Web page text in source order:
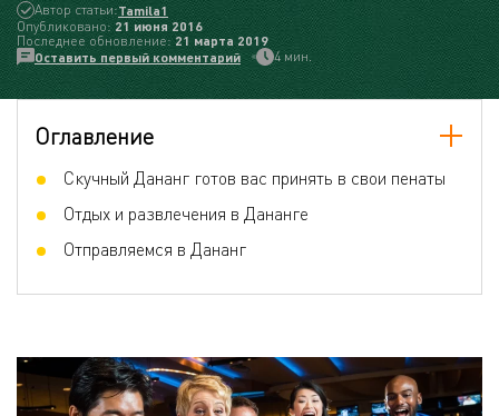
Автор статьи:Tamila1
Опубликовано:21 июня 2016
Последнее обновление:21 мартa 2019
Оставить первый комментарий
4 мин.
Оглавление
Скучный Дананг готов вас принять в свои пенаты
Отдых и развлечения в Дананге
Отправляемся в Дананг